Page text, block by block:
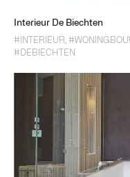
Interieur De Biechten
#INTERIEUR
#DEBIECHTEN